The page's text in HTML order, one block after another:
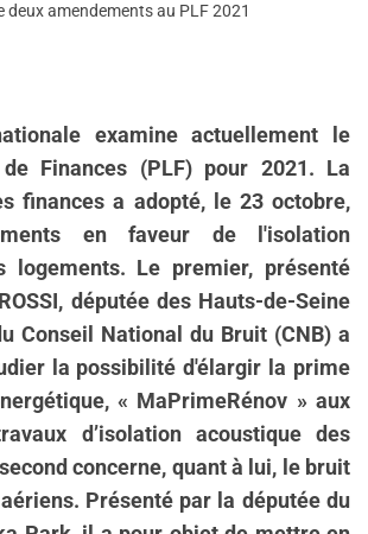
deux amendements au PLF 2021
examine actuellement le
Finances (PLF) pour 2021. La
finances a adopté, le 23 octobre,
en faveur de l'isolation
logements. Le premier, présenté
députée des Hauts-de-Seine
Conseil National du Bruit (CNB) a
la possibilité d'élargir la prime
« MaPrimeRénov » aux
d’isolation acoustique des
concerne, quant à lui, le bruit
Présenté par la députée du